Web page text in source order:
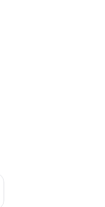
8 14 - thg 8 16